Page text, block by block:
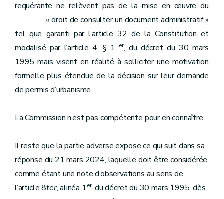
requérante ne relèvent pas de la mise en œuvre du
« droit de consulter un document administratif »
tel que garanti par l’article 32 de la Constitution et
modalisé par l’article 4, § 1
er, du décret du 30 mars
1995 mais visent en réalité à solliciter une motivation
formelle plus étendue de la décision sur leur demande
de permis d’urbanisme.
La Commission n’est pas compétente pour en connaître.
Il reste que la partie adverse expose ce qui suit dans sa
réponse du 21 mars 2024, laquelle doit être considérée
comme étant une note d’observations au sens de
l’article 8ter, alinéa 1er, du décret du 30 mars 1995, dès